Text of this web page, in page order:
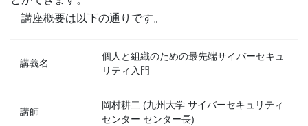
講座概要は以下の通りです。
講義名
個人と組織のための最先端サイバーセキュ
リティ入門
講師
岡村耕二 (九州大学 サイバーセキュリティ
センター センター長)